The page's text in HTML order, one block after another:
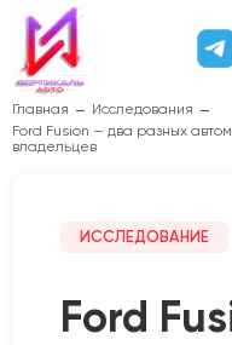
Главная
Исследования
Ford Fusion — два разных
владельцев
ИССЛЕДОВАНИЕ
Ford